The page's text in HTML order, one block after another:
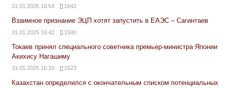
31.01.2025 16:54 1642
Взаимное признание ЭЦП хотят запустить в ЕАЭС – Сагинтаев
31.01.2025 16:42 1590
Токаев принял специального советника премьер-министра Японии
Акихису Нагашиму
31.01.2025 16:10 1523
Казахстан определился с окончательным списком потенциальных